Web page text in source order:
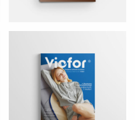
RYMOWANKI PANI HANKI